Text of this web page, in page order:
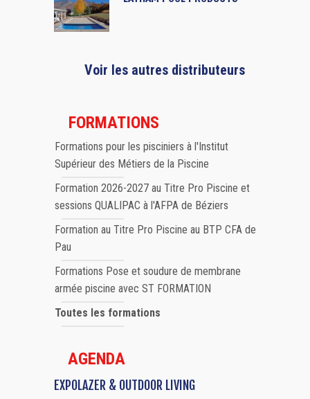
Voir les autres distributeurs
FORMATIONS
Formations pour les pisciniers à l'Institut
Supérieur des Métiers de la Piscine
Formation 2026-2027 au Titre Pro Piscine et
sessions QUALIPAC à l'AFPA de Béziers
Formation au Titre Pro Piscine au BTP CFA de
Pau
Formations Pose et soudure de membrane
armée piscine avec ST FORMATION
Toutes les formations
AGENDA
EXPOLAZER & OUTDOOR LIVING